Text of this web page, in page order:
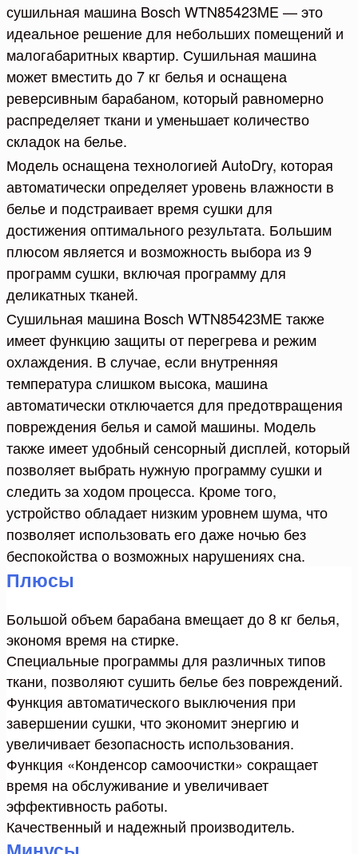
сушильная машина Bosch WTN85423ME — это
идеальное решение для небольших помещений и
малогабаритных квартир. Сушильная машина
может вместить до 7 кг белья и оснащена
реверсивным барабаном, который равномерно
распределяет ткани и уменьшает количество
складок на белье.
Модель оснащена технологией AutoDry, которая
автоматически определяет уровень влажности в
белье и подстраивает время сушки для
достижения оптимального результата. Большим
плюсом является и возможность выбора из 9
программ сушки, включая программу для
деликатных тканей.
Сушильная машина Bosch WTN85423ME также
имеет функцию защиты от перегрева и режим
охлаждения. В случае, если внутренняя
температура слишком высока, машина
автоматически отключается для предотвращения
повреждения белья и самой машины. Модель
также имеет удобный сенсорный дисплей, который
позволяет выбрать нужную программу сушки и
следить за ходом процесса. Кроме того,
устройство обладает низким уровнем шума, что
позволяет использовать его даже ночью без
беспокойства о возможных нарушениях сна.
Плюсы
Большой объем барабана вмещает до 8 кг белья,
экономя время на стирке.
Специальные программы для различных типов
ткани, позволяют сушить белье без повреждений.
Функция автоматического выключения при
завершении сушки, что экономит энергию и
увеличивает безопасность использования.
Функция «Конденсор самоочистки» сокращает
время на обслуживание и увеличивает
эффективность работы.
Качественный и надежный производитель.